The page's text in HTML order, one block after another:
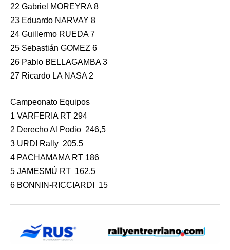
22 Gabriel MOREYRA 8
23 Eduardo NARVAY 8
24 Guillermo RUEDA 7
25 Sebastián GOMEZ 6
26 Pablo BELLAGAMBA 3
27 Ricardo LA NASA 2
Campeonato Equipos
1 VARFERIA RT 294
2 Derecho Al Podio 246,5
3 URDI Rally 205,5
4 PACHAMAMA RT 186
5 JAMESMÚ RT 162,5
6 BONNIN-RICCIARDI 15